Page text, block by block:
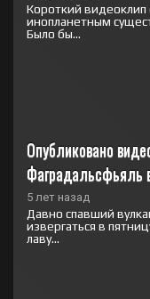
Короткий
инопланетным
Было бы...
Опубликовано
Фаградальсфьяль
5 лет назад
Давно спавший
извергаться в
лаву...